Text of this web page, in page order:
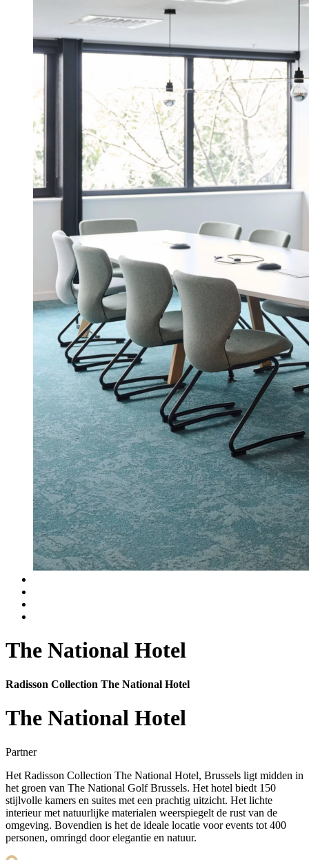
The National Hotel
Radisson Collection The National Hotel
The National Hotel
Partner
Het Radisson Collection The National Hotel, Brussels ligt midden in
het groen van The National Golf Brussels. Het hotel biedt 150
stijlvolle kamers en suites met een prachtig uitzicht. Het lichte
interieur met natuurlijke materialen weerspiegelt de rust van de
omgeving. Bovendien is het de ideale locatie voor events tot 400
personen, omringd door elegantie en natuur.